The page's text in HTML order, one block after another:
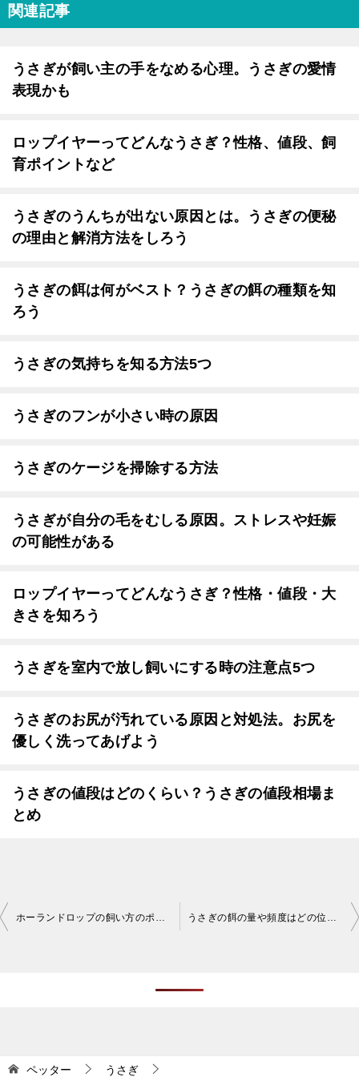
関連記事
うさぎが飼い主の手をなめる心理。うさぎの愛情
表現かも
ロップイヤーってどんなうさぎ？性格、値段、飼
育ポイントなど
うさぎのうんちが出ない原因とは。うさぎの便秘
の理由と解消方法をしろう
うさぎの餌は何がベスト？うさぎの餌の種類を知
ろう
うさぎの気持ちを知る方法5つ
うさぎのフンが小さい時の原因
うさぎのケージを掃除する方法
うさぎが自分の毛をむしる原因。ストレスや妊娠
の可能性がある
ロップイヤーってどんなうさぎ？性格・値段・大
きさを知ろう
うさぎを室内で放し飼いにする時の注意点5つ
うさぎのお尻が汚れている原因と対処法。お尻を
優しく洗ってあげよう
うさぎの値段はどのくらい？うさぎの値段相場ま
とめ
投
シ
ホーランドロップの飼い方のポイント7つ うさぎの餌の量や頻度はどの位がベスト？
ペッター うさぎ